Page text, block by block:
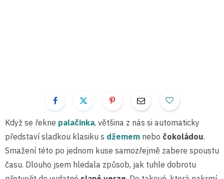
Když se řekne palačinka, většina z nás si automaticky
představí sladkou klasiku s džemem nebo čokoládou.
Smažení této po jednom kuse samozřejmě zabere spoustu
času. Dlouho jsem hledala způsob, jak tuhle dobrotu